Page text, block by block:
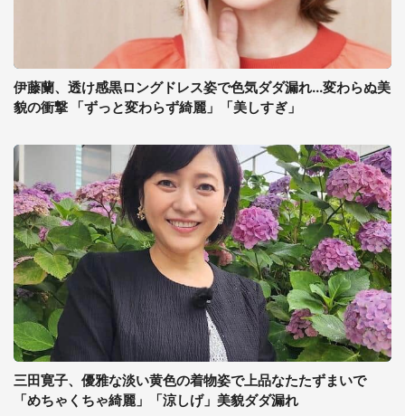
伊藤蘭、透け感黒ロングドレス姿で色気ダダ漏れ...変わらぬ美
貌の衝撃 「ずっと変わらず綺麗」「美しすぎ」
三田寛子、優雅な淡い黄色の着物姿で上品なたたずまいで
「めちゃくちゃ綺麗」「涼しげ」美貌ダダ漏れ